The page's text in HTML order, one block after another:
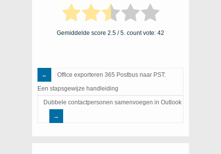
Gemiddelde score 2.5 / 5. count vote: 42
Office exporteren 365 Postbus naar PST:
Een stapsgewijze handleiding
Dubbele contactpersonen samenvoegen in Outlook